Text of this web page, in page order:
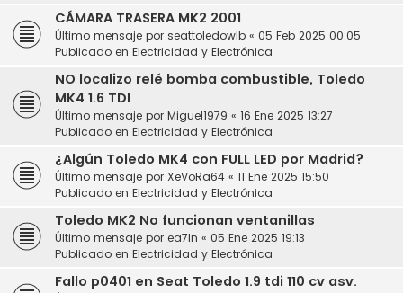
CÁMARA TRASERA MK2 2001
Último mensaje por seattoledowlb « 05 Feb 2025 00:05
Publicado en Electricidad y Electrónica
NO localizo relé bomba combustible, Toledo
MK4 1.6 TDI
Último mensaje por Miguel1979 « 16 Ene 2025 13:27
Publicado en Electricidad y Electrónica
¿Algún Toledo MK4 con FULL LED por Madrid?
Último mensaje por XeVoRa64 « 11 Ene 2025 15:50
Publicado en Electricidad y Electrónica
Toledo MK2 No funcionan ventanillas
Último mensaje por ea7ln « 05 Ene 2025 19:13
Publicado en Electricidad y Electrónica
Fallo p0401 en Seat Toledo 1.9 tdi 110 cv asv.